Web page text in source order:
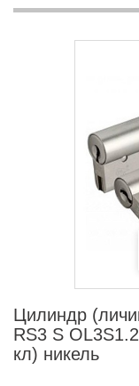
Цилиндр
RS3 S
кл) никель